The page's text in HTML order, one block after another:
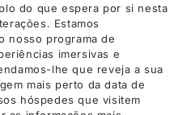
do que espera por si nesta
Estamos
nosso programa de
imersivas e
lhe que reveja a sua
mais perto da data de
hóspedes que visitem